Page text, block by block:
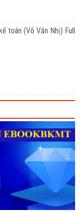
toán (Võ Văn Nhị) Full